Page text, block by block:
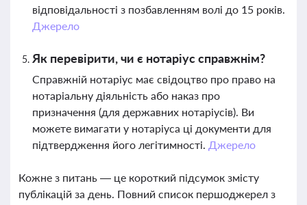
відповідальності з позбавленням волі до 15 років.
Джерело
Як перевірити, чи є нотаріус справжнім?
Справжній нотаріус має свідоцтво про право на
нотаріальну діяльність або наказ про
призначення (для державних нотаріусів). Ви
можете вимагати у нотаріуса ці документи для
підтвердження його легітимності. Джерело
Кожне з питань — це короткий підсумок змісту
публікацій за день. Повний список першоджерел з